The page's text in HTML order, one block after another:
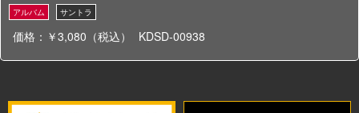
価格：￥3,080（税込） KDSD-00938